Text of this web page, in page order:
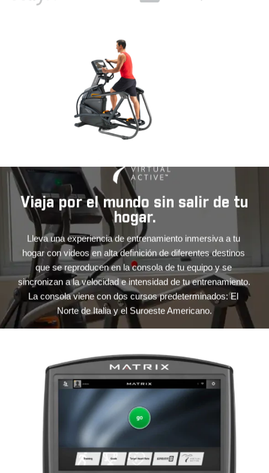
Viaja por el mundo sin salir de tu
hogar.
Lleva una experiencia de entrenamiento inmersiva a tu
hogar con videos en alta definición de diferentes destinos
que se reproducen en la consola de tu equipo y se
sincronizan a la velocidad e intensidad de tu entrenamiento.
La consola viene con dos cursos predeterminados: El
Norte de Italia y el Suroeste Americano.